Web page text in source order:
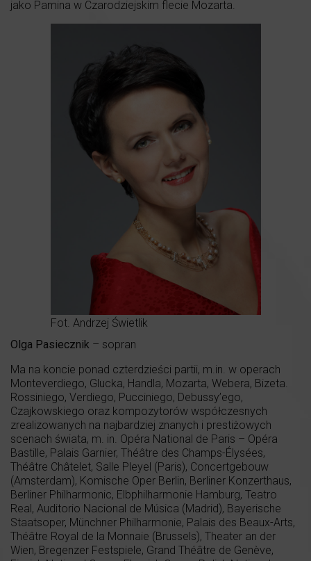
jako Pamina w Czarodziejskim flecie Mozarta.
Fot. Andrzej Świetlik
Olga Pasiecznik – sopran
Ma na koncie ponad czterdzieści partii, m.in. w operach
Monteverdiego, Glucka, Handla, Mozarta, Webera, Bizeta.
Rossiniego, Verdiego, Pucciniego, Debussy’ego,
Czajkowskiego oraz kompozytorów współczesnych
zrealizowanych na najbardziej znanych i prestiżowych
scenach świata, m. in. Opéra National de Paris – Opéra
Bastille, Palais Garnier, Théâtre des Champs-Élysées,
Théâtre Châtelet, Salle Pleyel (Paris), Concertgebouw
(Amsterdam), Komische Oper Berlin, Berliner Konzerthaus,
Berliner Philharmonic, Elbphilharmonie Hamburg, Teatro
Real, Auditorio Nacional de Música (Madrid), Bayerische
Staatsoper, Münchner Philharmonie, Palais des Beaux-Arts,
Théâtre Royal de la Monnaie (Brussels), Theater an der
Wien, Bregenzer Festspiele, Grand Théâtre de Genève,